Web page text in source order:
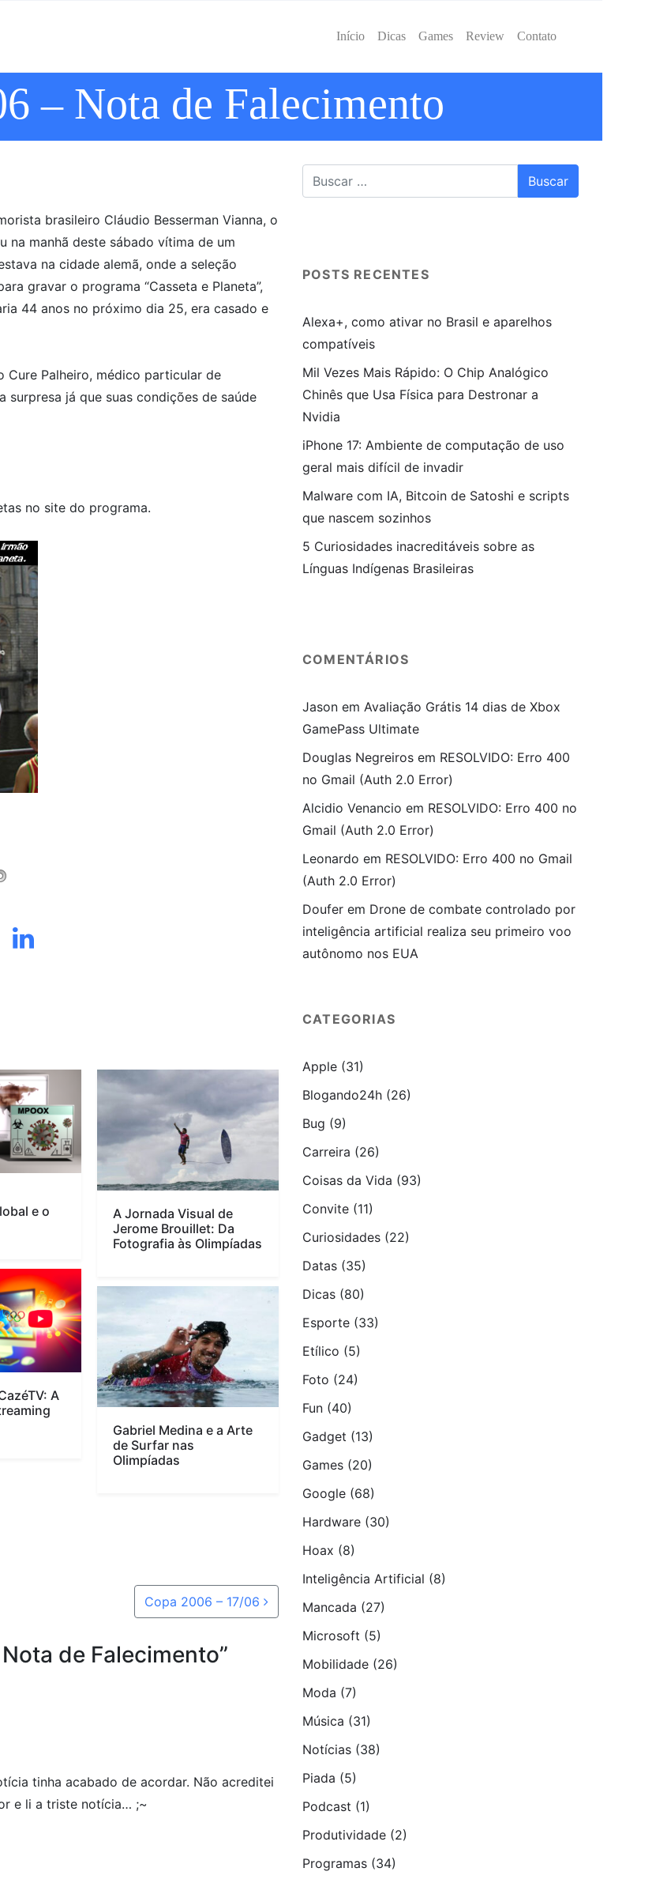
Início Dicas Games Review Contato
– Nota de Falecimento
brasileiro Cláudio Besserman Vianna, o
na manhã deste sábado vítima de um
na cidade alemã, onde a seleção
gravar o programa “Casseta e Planeta”,
44 anos no próximo dia 25, era casado e
Cure Palheiro, médico particular de
surpresa já que suas condições de saúde
no site do programa.
e o
A
A Jornada Visual de
Jerome Brouillet: Da
Fotografia às Olimpíadas
Gabriel Medina e a Arte
de Surfar nas
Olimpíadas
Copa 2006 – 17/06
de Falecimento”
tinha acabado de acordar. Não acreditei
e li a triste notícia… ;~
POSTS RECENTES
Alexa+, como ativar no Brasil e aparelhos
compatíveis
Mil Vezes Mais Rápido: O Chip Analógico
Chinês que Usa Física para Destronar a
Nvidia
iPhone 17: Ambiente de computação de uso
geral mais difícil de invadir
Malware com IA, Bitcoin de Satoshi e scripts
que nascem sozinhos
5 Curiosidades inacreditáveis sobre as
Línguas Indígenas Brasileiras
COMENTÁRIOS
Jason em Avaliação Grátis 14 dias de Xbox
GamePass Ultimate
Douglas Negreiros em RESOLVIDO: Erro 400
no Gmail (Auth 2.0 Error)
Alcidio Venancio em RESOLVIDO: Erro 400 no
Gmail (Auth 2.0 Error)
Leonardo em RESOLVIDO: Erro 400 no Gmail
(Auth 2.0 Error)
Doufer em Drone de combate controlado por
inteligência artificial realiza seu primeiro voo
autônomo nos EUA
CATEGORIAS
Apple (31)
Blogando24h (26)
Bug (9)
Carreira (26)
Coisas da Vida (93)
Convite (11)
Curiosidades (22)
Datas (35)
Dicas (80)
Esporte (33)
Etí­lico (5)
Foto (24)
Fun (40)
Gadget (13)
Games (20)
Google (68)
Hardware (30)
Hoax (8)
Inteligência Artificial (8)
Mancada (27)
Microsoft (5)
Mobilidade (26)
Moda (7)
Música (31)
Notí­cias (38)
Piada (5)
Podcast (1)
Produtividade (2)
Programas (34)